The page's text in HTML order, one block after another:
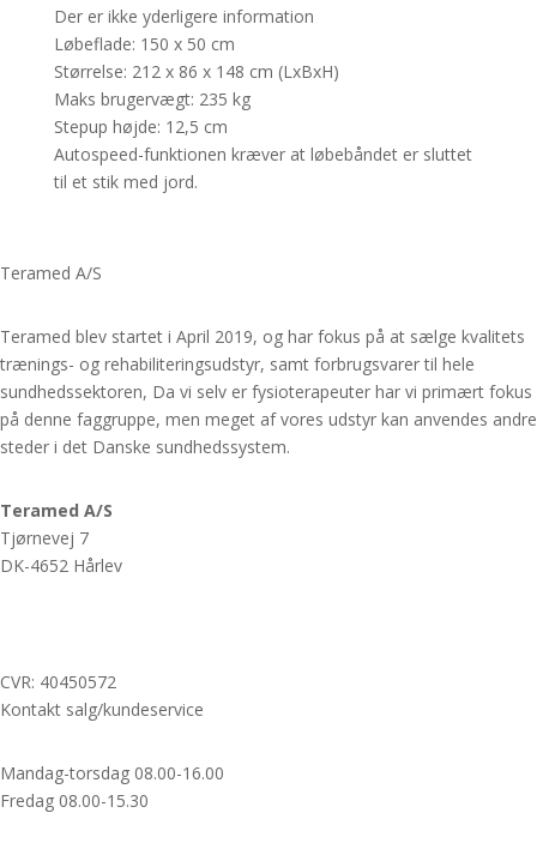
Der er ikke yderligere information
Løbeflade: 150 x 50 cm
Størrelse: 212 x 86 x 148 cm (LxBxH)
Maks brugervægt: 235 kg
Stepup højde: 12,5 cm
Autospeed-funktionen kræver at løbebåndet er sluttet
til et stik med jord.
Teramed A/S
Teramed blev startet i April 2019, og har fokus på at sælge kvalitets
trænings- og rehabiliteringsudstyr, samt forbrugsvarer til hele
sundhedssektoren, Da vi selv er fysioterapeuter har vi primært fokus
på denne faggruppe, men meget af vores udstyr kan anvendes andre
steder i det Danske sundhedssystem.
Teramed A/S
Tjørnevej 7
DK-4652 Hårlev
CVR: 40450572
Kontakt salg/kundeservice
Mandag-torsdag 08.00-16.00
Fredag 08.00-15.30